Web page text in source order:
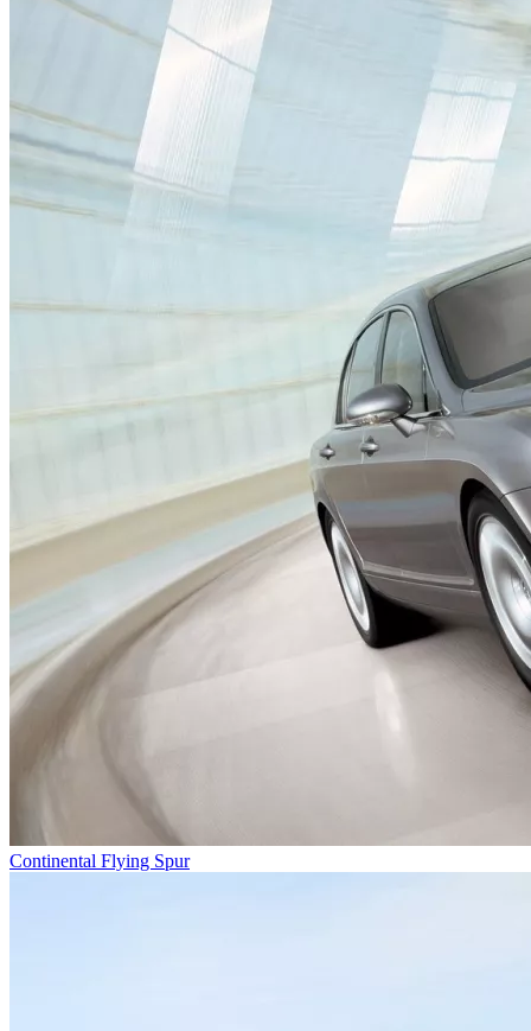
Continental Flying Spur